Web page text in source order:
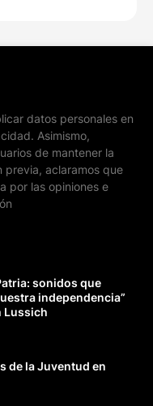
datos personales en
Asimismo,
de mantener la
previa, aclaramos que
por las opiniones e
sonidos que
independencia”
Lussich
de la Juventud en